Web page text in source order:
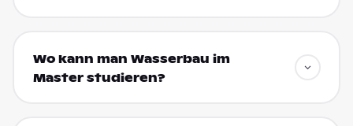
Wo kann man Wasserbau im
Master studieren?